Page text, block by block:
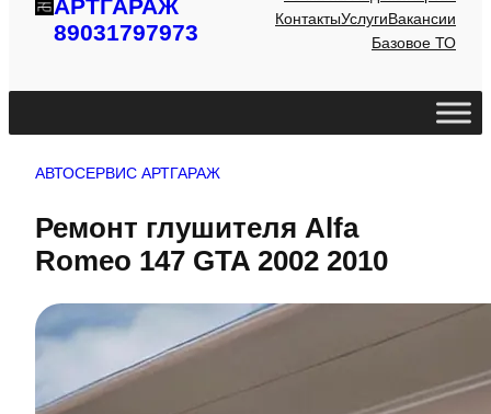
АРТГАРАЖ
89031797973
КонтактыУслугиВакансии
Базовое ТО
АВТОСЕРВИС АРТГАРАЖ
Ремонт глушителя Alfa
Romeo 147 GTA 2002 2010